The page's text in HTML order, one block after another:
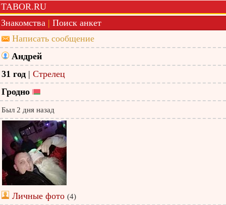
TABOR.RU
Знакомства | Поиск анкет
Написать сообщение
Андрей
31 год | Стрелец
Гродно
Был 2 дня назад
Личные фото (4)